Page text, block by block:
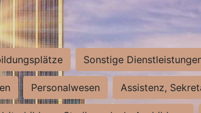
Sonstige
Personalwesen Assistenz,